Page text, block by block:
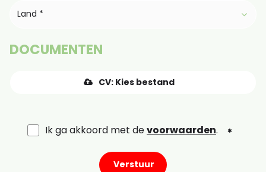
Land *
DOCUMENTEN
CV: Kies bestand
Ik ga akkoord met devoorwaarden.
Verstuur